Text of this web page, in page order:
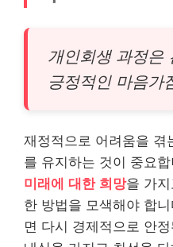
개인회생 과정은
긍정적인 마음가
재정적으로 어려움을 겪
를 유지하는 것이 중요
미래에 대한 희망을 가
한 방법을 모색해야 합
면 다시 경제적으로 안